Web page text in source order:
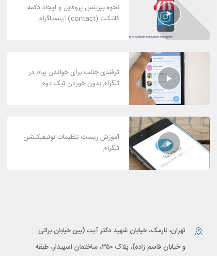
نحوه بیزینس پروفایل و ایجاد دکمه
کانتکت (contact) اینستاگرام
ترفندی جالب برای خواندن پیام در
تلگرام بدون خوردن تیک دوم
آموزش ریست تنظیمات نوتیفیکیشن
تلگرام
تهران، نارمک، خیابان شهید دکتر آیت (بین خیابان براتی
و خیابان قاسم زاده)، پلاک ۳۵۰، ساختمان اسپیدار، طبقه